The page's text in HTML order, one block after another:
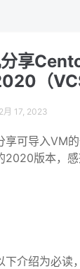
享
（
月 17, 2023
享可导入VM
版本，感
介绍为必读，